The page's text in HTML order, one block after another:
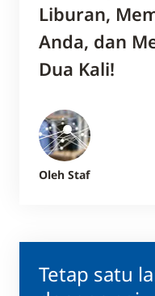
Tetap satu
Liburan,
Anda, dan
Dua Kali!
Oleh Staf